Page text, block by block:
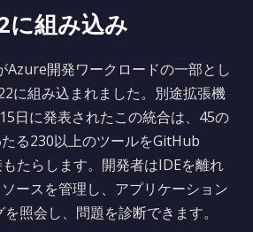
組み込み
Azure開発ワークロードの一部とし
に組み込まれました。別途拡張機
日に発表されたこの統合は、45の
る230以上のツールをGitHub
たらします。開発者はIDEを離れ
ースを管理し、アプリケーション
照会し、問題を診断できます。